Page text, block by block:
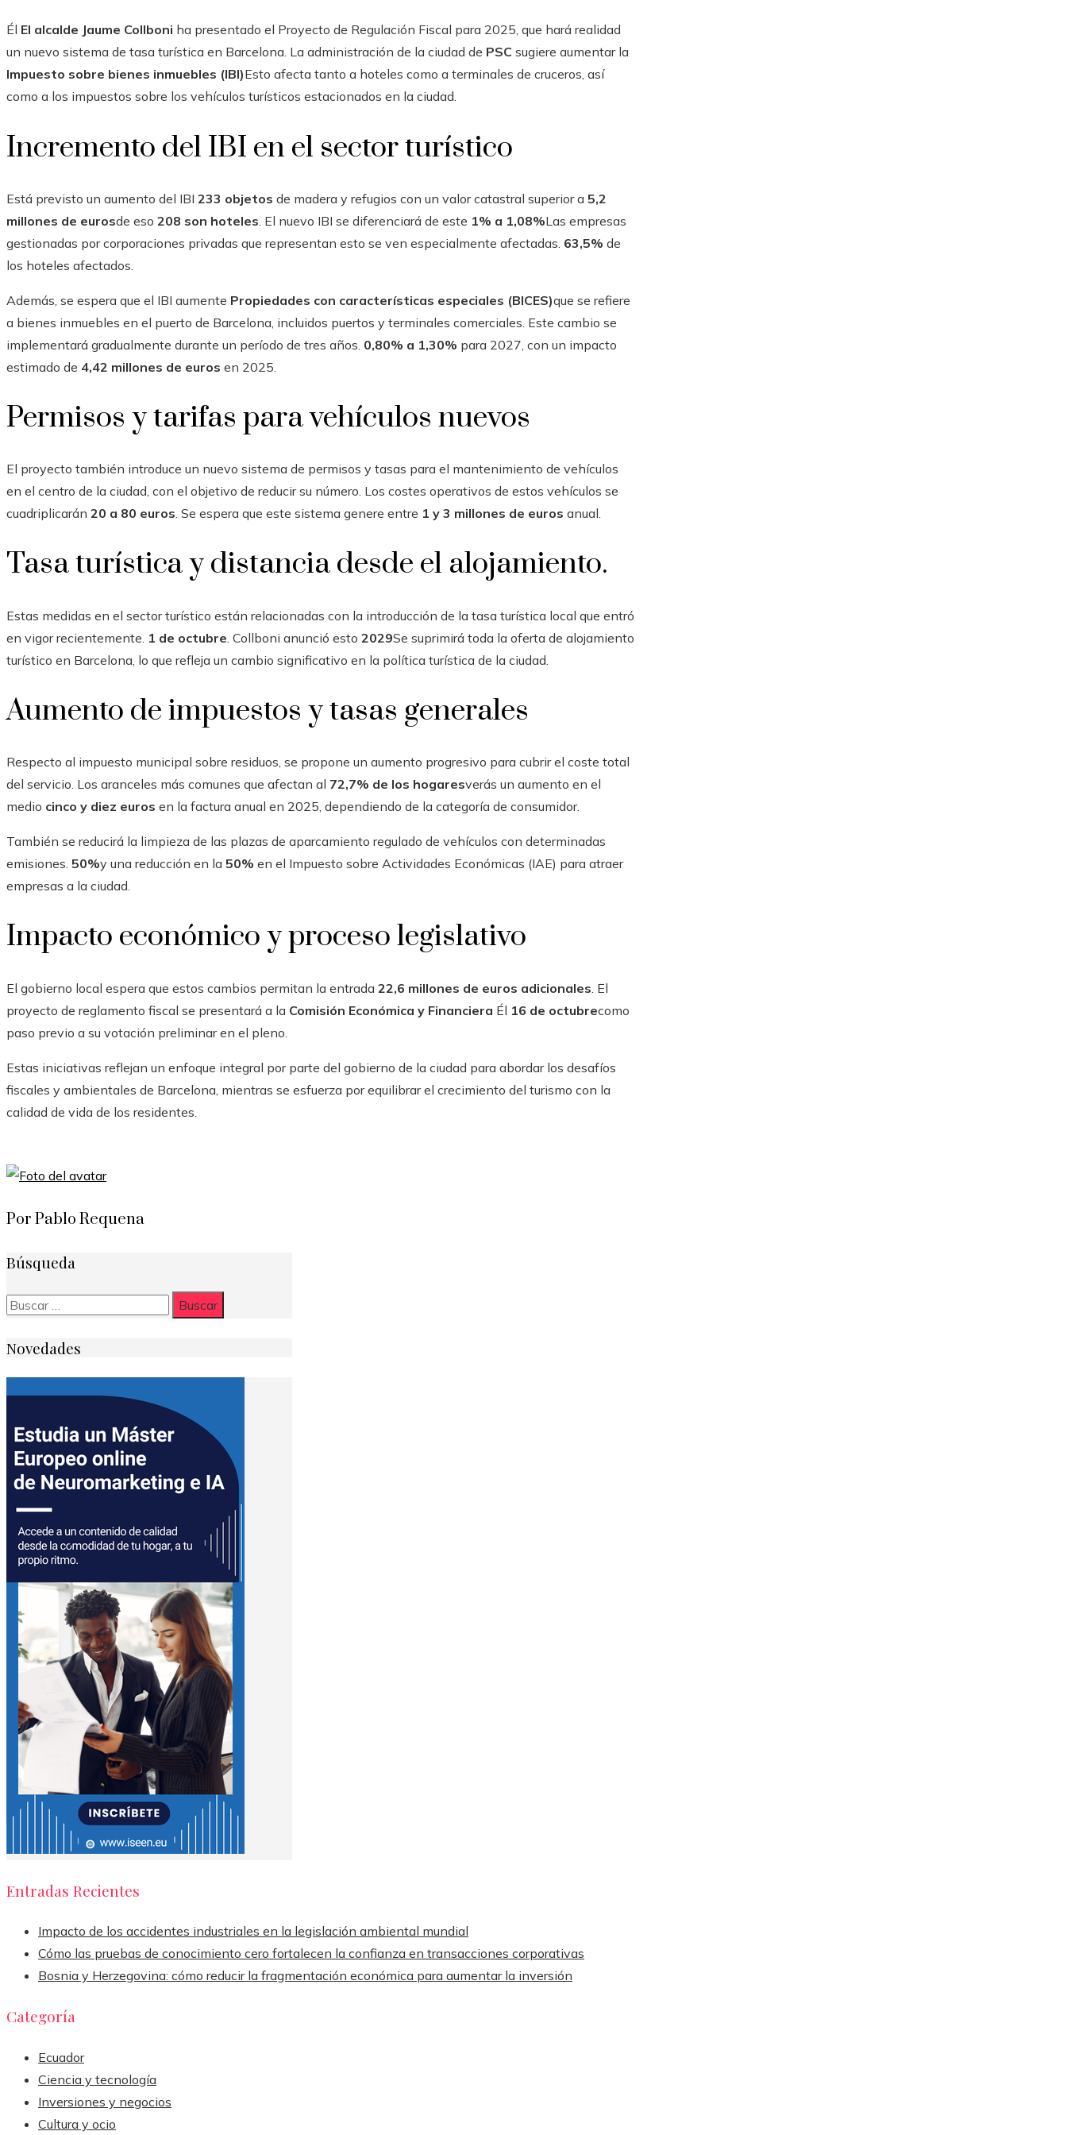
Él El alcalde Jaume Collboni ha presentado el Proyecto de Regulación Fiscal para 2025, que hará realidad
un nuevo sistema de tasa turística en Barcelona. La administración de la ciudad de PSC sugiere aumentar la
Impuesto sobre bienes inmuebles (IBI)Esto afecta tanto a hoteles como a terminales de cruceros, así
como a los impuestos sobre los vehículos turísticos estacionados en la ciudad.
Incremento del IBI en el sector turístico
Está previsto un aumento del IBI 233 objetos de madera y refugios con un valor catastral superior a 5,2
millones de eurosde eso 208 son hoteles . El nuevo IBI se diferenciará de este 1% a 1,08%Las empresas
gestionadas por corporaciones privadas que representan esto se ven especialmente afectadas. 63,5% de
los hoteles afectados.
Además, se espera que el IBI aumente Propiedades con características especiales (BICES)que se refiere
a bienes inmuebles en el puerto de Barcelona, ​​incluidos puertos y terminales comerciales. Este cambio se
implementará gradualmente durante un período de tres años. 0,80% a 1,30% para 2027, con un impacto
estimado de 4,42 millones de euros en 2025.
Permisos y tarifas para vehículos nuevos
El proyecto también introduce un nuevo sistema de permisos y tasas para el mantenimiento de vehículos
en el centro de la ciudad, con el objetivo de reducir su número. Los costes operativos de estos vehículos se
cuadriplicarán 20 a 80 euros. Se espera que este sistema genere entre 1 y 3 millones de euros anual.
Tasa turística y distancia desde el alojamiento.
Estas medidas en el sector turístico están relacionadas con la introducción de la tasa turística local que entró
en vigor recientemente. 1 de octubre . Collboni anunció esto 2029Se suprimirá toda la oferta de alojamiento
turístico en Barcelona, ​​lo que refleja un cambio significativo en la política turística de la ciudad.
Aumento de impuestos y tasas generales
Respecto al impuesto municipal sobre residuos, se propone un aumento progresivo para cubrir el coste total
del servicio. Los aranceles más comunes que afectan al 72,7% de los hogaresverás un aumento en el
medio cinco y diez euros en la factura anual en 2025, dependiendo de la categoría de consumidor.
También se reducirá la limpieza de las plazas de aparcamiento regulado de vehículos con determinadas
emisiones. 50%y una reducción en la 50% en el Impuesto sobre Actividades Económicas (IAE) para atraer
empresas a la ciudad.
Impacto económico y proceso legislativo
El gobierno local espera que estos cambios permitan la entrada 22,6 millones de euros adicionales . El
proyecto de reglamento fiscal se presentará a la Comisión Económica y Financiera Él 16 de octubrecomo
paso previo a su votación preliminar en el pleno.
Estas iniciativas reflejan un enfoque integral por parte del gobierno de la ciudad para abordar los desafíos
fiscales y ambientales de Barcelona, ​​mientras se esfuerza por equilibrar el crecimiento del turismo con la
calidad de vida de los residentes.
Por Pablo Requena
Búsqueda
Buscar:
Novedades
Entradas Recientes
Impacto de los accidentes industriales en la legislación ambiental mundial
Cómo las pruebas de conocimiento cero fortalecen la confianza en transacciones corporativas
Bosnia y Herzegovina: cómo reducir la fragmentación económica para aumentar la inversión
Categoría
Ecuador
Ciencia y tecnología
Inversiones y negocios
Cultura y ocio